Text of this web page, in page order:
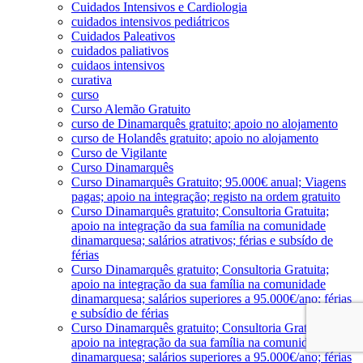
Cuidados Intensivos e Cardiologia
cuidados intensivos pediátricos
Cuidados Paleativos
cuidados paliativos
cuidaos intensivos
curativa
curso
Curso Alemão Gratuito
curso de Dinamarquês gratuito; apoio no alojamento
curso de Holandês gratuito; apoio no alojamento
Curso de Vigilante
Curso Dinamarquês
Curso Dinamarquês Gratuito; 95.000€ anual; Viagens
pagas; apoio na integração; registo na ordem gratuito
Curso Dinamarquês gratuito; Consultoria Gratuita;
apoio na integração da sua família na comunidade
dinamarquesa; salários atrativos; férias e subsído de
férias
Curso Dinamarquês gratuito; Consultoria Gratuita;
apoio na integração da sua família na comunidade
dinamarquesa; salários superiores a 95.000€/ano; férias
e subsídio de férias
Curso Dinamarquês gratuito; Consultoria Gratuita;
apoio na integração da sua família na comunidade
dinamarquesa; salários superiores a 95.000€/ano; férias